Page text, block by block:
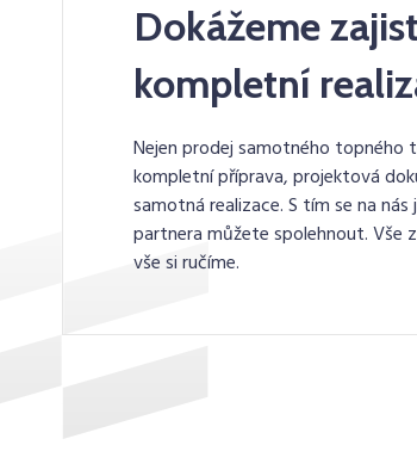
Dokážeme
kompletní
Nejen prodej samotného topného
kompletní příprava, projektová
samotná realizace. S tím se na nás
partnera můžete spolehnout. Vše
vše si ručíme.